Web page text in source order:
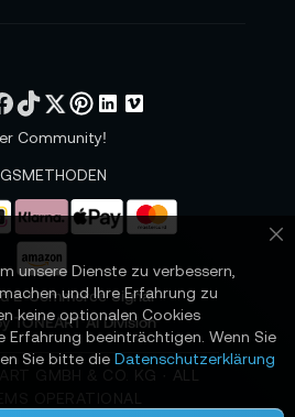
Studio Camera 4K G2
DC-Netzteil mit Verriegelung
internationalen
mit QR-Code zum Download
Community!
E-Commerce Signal –
TONEART AI Division
GMBH & CO. KG · ALL
unsere Dienste zu verbessern,
und Ihre Erfahrung zu
keine optionalen Cookies
Erfahrung beeinträchtigen. Wenn Sie
Sie bitte die Datenschutzerklärung